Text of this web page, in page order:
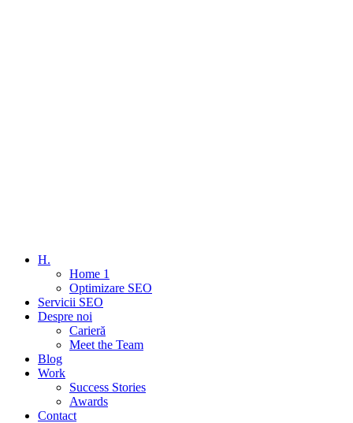
H.
Home 1
Optimizare SEO
Servicii SEO
Despre noi
Carieră
Meet the Team
Blog
Work
Success Stories
Awards
Contact